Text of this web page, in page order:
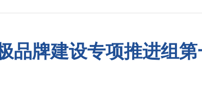
品牌建设专项推进组第